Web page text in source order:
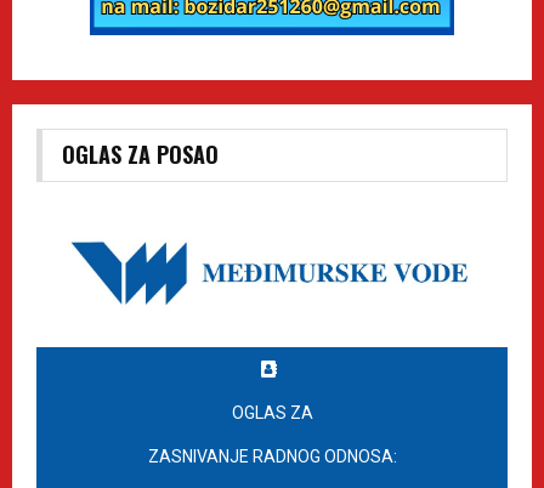
OGLAS ZA POSAO
OGLAS ZA
ZASNIVANJE RADNOG ODNOSA: